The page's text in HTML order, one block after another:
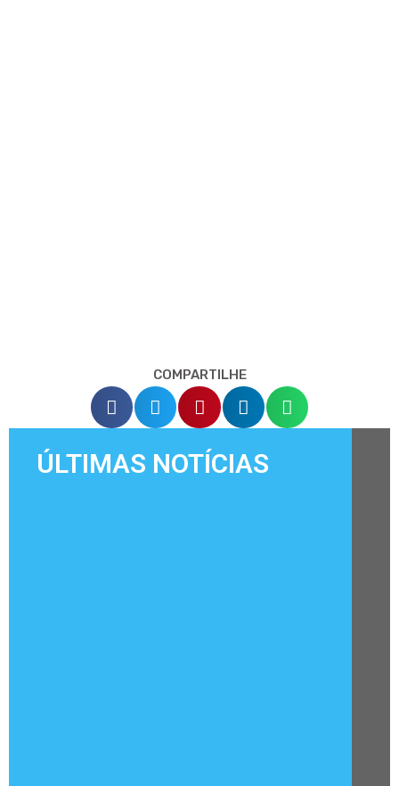
COMPARTILHE
ÚLTIMAS NOTÍCIAS